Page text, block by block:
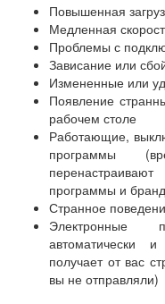
Повышенная
Медленная
Проблемы с
Зависание или
Измененные или
Появление
рабочем столе
Работающие,
программы
программы и
Странное
Электронные
автоматически
получает от вас
вы не отправляли)